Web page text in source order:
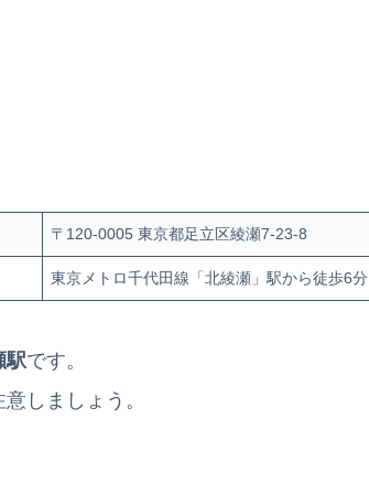
〒120-0005 東京都足立区綾瀬7-23-8
東京メトロ千代田線「北綾瀬」駅から徒歩6分
駅です。
しましょう。